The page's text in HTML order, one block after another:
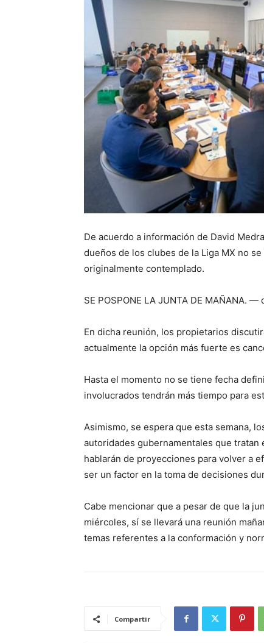
De acuerdo a información de David
dueños de los clubes de la Liga MX no
originalmente contemplado.
SE POSPONE LA JUNTA DE MAÑANA.
En dicha reunión, los propietarios
actualmente la opción más fuerte es
Hasta el momento no se tiene fecha
involucrados tendrán más tiempo para
Asimismo, se espera que esta semana,
autoridades gubernamentales que
hablarán de proyecciones para volver a
ser un factor en la toma de decisiones
Cabe mencionar que a pesar de que la
miércoles, sí se llevará una reunión
temas referentes a la conformación y
Compartir